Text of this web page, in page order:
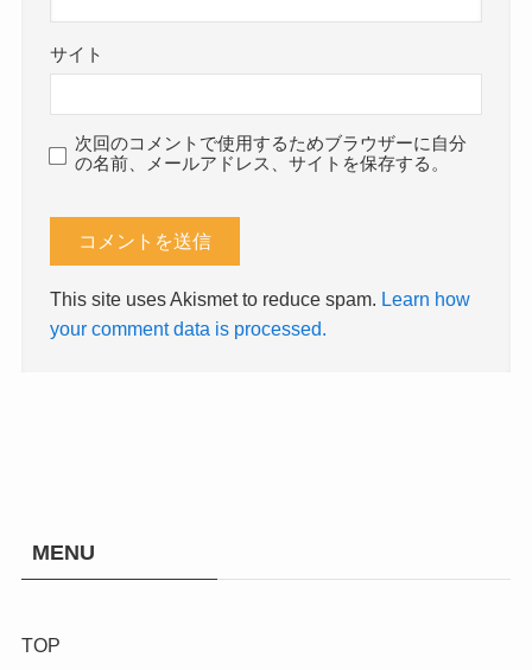
サイト
次回のコメントで使用するためブラウザーに自分
の名前、メールアドレス、サイトを保存する。
This site uses Akismet to reduce spam. Learn how
your comment data is processed.
MENU
TOP